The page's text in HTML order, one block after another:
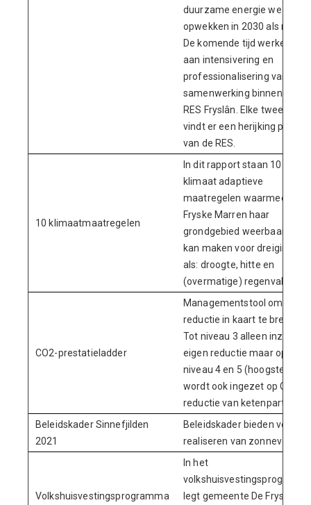
duurzame energie we
opwekken in 2030 als regio.
De komende tijd werken we
aan intensivering en
professionalisering van de
samenwerking binnen de
RES Fryslân. Elke twee jaar
vindt er een herijking plaats
van de RES.
10 klimaatmaatregelen
In dit rapport staan 10
klimaat adaptieve
maatregelen waarmee De
Fryske Marren haar
grondgebied weerbaar(der)
kan maken voor dreigingen
als: droogte, hitte en
(overmatige) regenval.
CO2-prestatieladder
Managementstool om CO2-
reductie in kaart te brengen.
Tot niveau 3 alleen inzicht in
eigen reductie maar op
niveau 4 en 5 (hoogste)
wordt ook ingezet op CO2-
reductie van ketenpartners.
Beleidskader Sinnefjilden
2021
Beleidskader bieden voor
realiseren van zonnevelden.
Volkshuisvestingsprogramma
In het
legt gemeente De Fryske